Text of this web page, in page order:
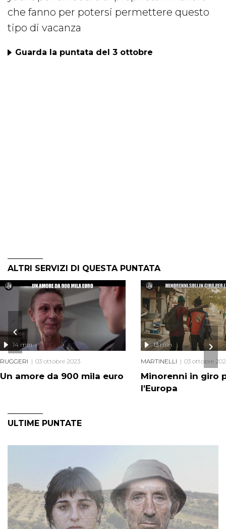
che fanno per potersi permettere questo
tipo di vacanza
Guarda la puntata del 3 ottobre
ALTRI SERVIZI DI QUESTA PUNTATA
Un amore da 900 mila euro
14 min
RUGGERI 03 ottobre 2023
Minorenni in giro
l'Europa
13 min
MARTINELLI 03 ottobre
ULTIME PUNTATE